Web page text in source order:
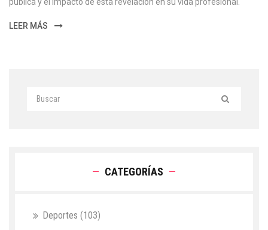
LEER MÁS
CATEGORÍAS
Deportes (103)